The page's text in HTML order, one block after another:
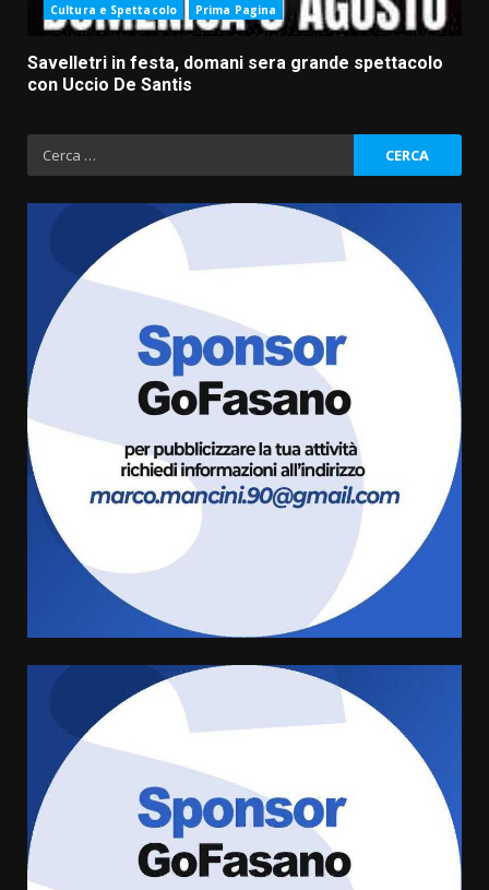
Cultura e Spettacolo Prima Pagina
Savelletri in festa, domani sera grande spettacolo
con Uccio De Santis
Ricerca
per:
3
Politiche Giovanili e Mobilità
Sostenibile: premiati gli studenti
universitari del bando “La strada
giusta”
8 Agosto 2026 07:15
“I Contestatori: Musica di
Rivoluzione”: nuovo
appuntamento con “Fasano in
Banda”
7 Agosto 2026 06:05
US Fasano, Scianaro: “Profonda
amarezza per esclusione dal
campionato di calcio”
Fasanese ferito a colpi di arma
da fuoco
6 Agosto 2026 18:13
Carta d’identità: continua il piano
di aperture straordinarie del
Comune di Fasano
6 Agosto 2026 14:16